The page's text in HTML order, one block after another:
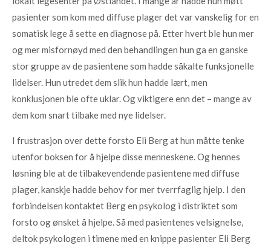
pasienter som kom med diffuse plager det var vanskelig for en
somatisk lege å sette en diagnose på. Etter hvert ble hun mer
og mer misfornøyd med den behandlingen hun ga en ganske
stor gruppe av de pasientene som hadde såkalte funksjonelle
lidelser. Hun utredet dem slik hun hadde lært, men
konklusjonen ble ofte uklar. Og viktigere enn det – mange av
dem kom snart tilbake med nye lidelser.
I frustrasjon over dette forsto Eli Berg at hun måtte tenke
utenfor boksen for å hjelpe disse menneskene. Og hennes
løsning ble at de tilbakevendende pasientene med diffuse
plager, kanskje hadde behov for mer tverrfaglig hjelp. I den
forbindelsen kontaktet Berg en psykolog i distriktet som
forsto og ønsket å hjelpe. Så med pasientenes velsignelse,
deltok psykologen i timene med en knippe pasienter Eli Berg